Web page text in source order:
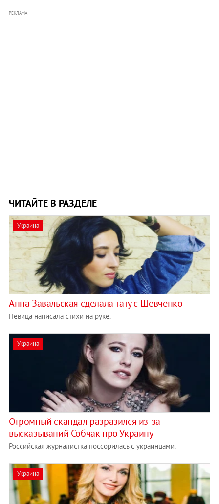
РЕКЛАМА
ЧИТАЙТЕ В РАЗДЕЛЕ
Украина
Анна Завальская сделала тату с Шевченко
Певица написала стихи на руке.
Украина
Огромный скандал разразился из-за
высказываний Собчак про Украину
Российская журналистка поссорилась с украинцами.
Украина